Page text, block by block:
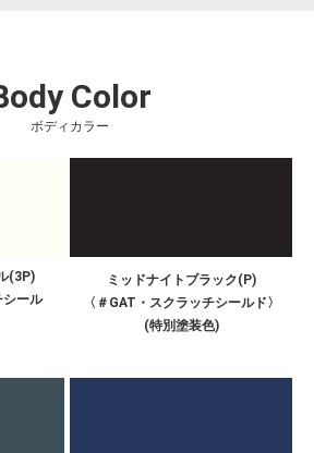
Color
ボディカラー
(3P)
シール
ミッドナイトブラック(P)
〈＃GAT・スクラッチシールド〉
(特別塗装色)